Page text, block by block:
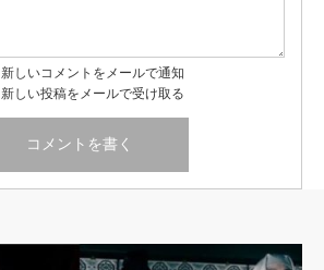
新しいコメントをメールで通知
新しい投稿をメールで受け取る